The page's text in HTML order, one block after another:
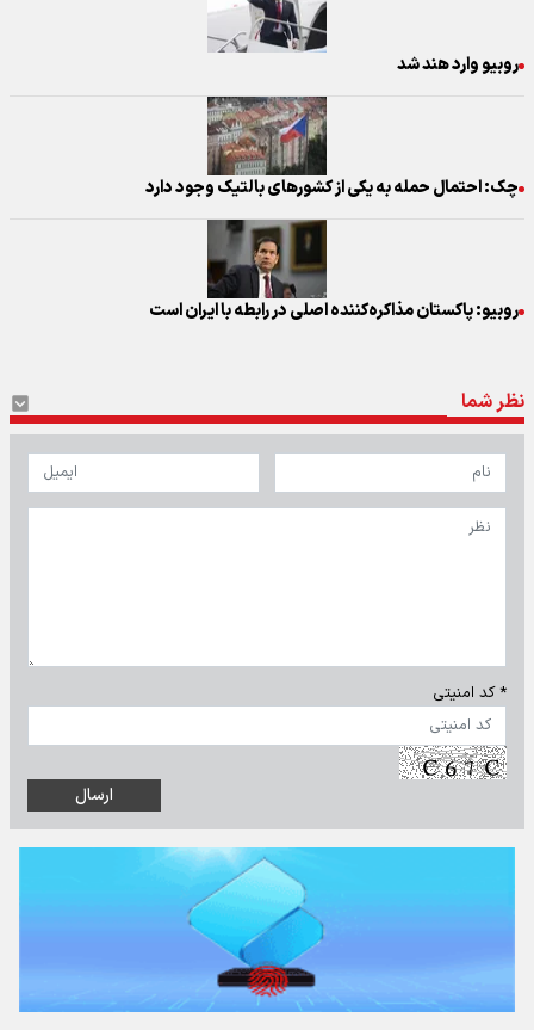
روبیو وارد هند شد
چک: احتمال حمله به یکی از کشورهای بالتیک وجود دارد
روبیو: پاکستان مذاکره‌کننده اصلی در رابطه با ایران است
نظر شما
* کد امنیتی